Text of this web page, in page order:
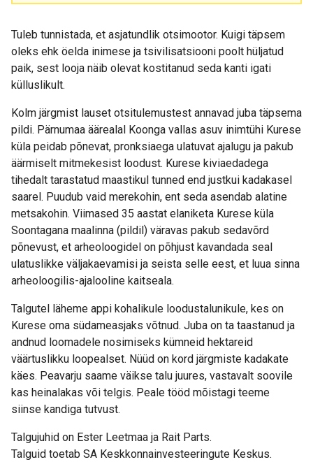
Tuleb tunnistada, et asjatundlik otsimootor. Kuigi täpsem
oleks ehk öelda inimese ja tsivilisatsiooni poolt hüljatud
paik, sest looja näib olevat kostitanud seda kanti igati
külluslikult.
Kolm järgmist lauset otsitulemustest annavad juba täpsema
pildi. Pärnumaa äärealal Koonga vallas asuv inimtühi Kurese
küla peidab põnevat, pronksiaega ulatuvat ajalugu ja pakub
äärmiselt mitmekesist loodust. Kurese kiviaedadega
tihedalt tarastatud maastikul tunned end justkui kadakasel
saarel. Puudub vaid merekohin, ent seda asendab alatine
metsakohin. Viimased 35 aastat elaniketa Kurese küla
Soontagana maalinna (pildil) väravas pakub sedavõrd
põnevust, et arheoloogidel on põhjust kavandada seal
ulatuslikke väljakaevamisi ja seista selle eest, et luua sinna
arheoloogilis-ajalooline kaitseala.
Talgutel läheme appi kohalikule loodustalunikule, kes on
Kurese oma südameasjaks võtnud. Juba on ta taastanud ja
andnud loomadele nosimiseks kümneid hektareid
väärtuslikku loopealset. Nüüd on kord järgmiste kadakate
käes. Peavarju saame väikse talu juures, vastavalt soovile
kas heinalakas või telgis. Peale tööd mõistagi teeme
siinse kandiga tutvust.
Talgujuhid on Ester Leetmaa ja Rait Parts.
Talguid toetab SA Keskkonnainvesteeringute Keskus.